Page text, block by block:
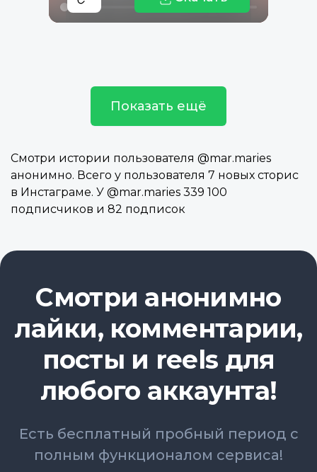
Показать ещё
Смотри истории пользователя @mar.maries
анонимно. Всего у пользователя 7 новых сторис
в Инстаграме. У @mar.maries 339 100
подписчиков и 82 подписок
Смотри анонимно
лайки, комментарии,
посты и reels для
любого аккаунта!
Есть бесплатный пробный период с
полным функционалом сервиса!